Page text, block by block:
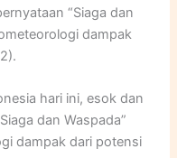
“Siaga dan
dampak
hari ini, esok dan
dan Waspada”
dampak dari potensi